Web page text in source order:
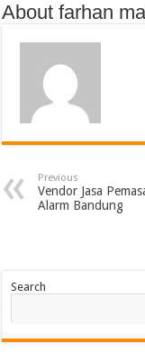
About farhan
Previous
Vendor Jasa
Alarm Bandung
Search